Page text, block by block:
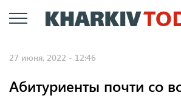
Перейти
к
27 июня, 2022 - 12:46
Абитуриенты почти со